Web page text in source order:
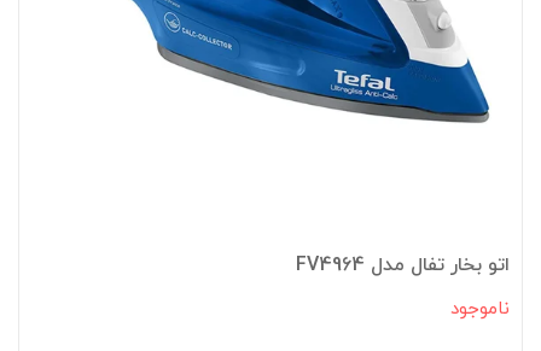
اتو بخار تفال مدل FV4964
ناموجود